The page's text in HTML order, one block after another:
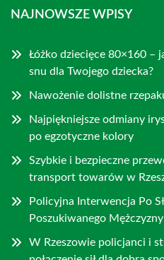
NAJNOWSZE WPISY
Łóżko dziecięce 80×160 –
snu dla Twojego dziecka?
Nawożenie dolistne
Najpiękniejsze odmiany
po egzotyczne kolory
Szybkie i bezpieczne
transport towarów w
Policyjna Interwencja Po
Poszukiwanego Mężczyzny
W Rzeszowie policjanci i